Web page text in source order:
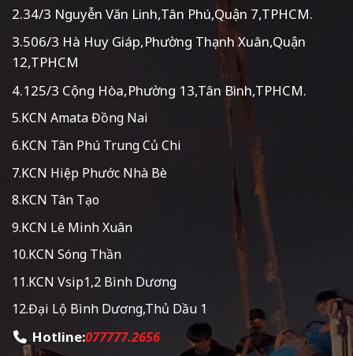
2.34/3 Nguyễn Văn Linh,Tân Phú,Quận 7,TPHCM.
3.506/3 Hà Huy Giáp,Phường Thạnh Xuân,Quận
12,TPHCM
4.125/3 Cộng Hòa,Phường 13,Tân Bình,TPHCM.
5.KCN Amata Đồng Nai
6.KCN Tân Phú Trung Củ Chi
7.KCN Hiệp Phước Nhà Bè
8.KCN Tân Tạo
9.KCN Lê Minh Xuân
10.KCN Sóng Thần
11.KCN Vsip1,2 Bình Dương
12.Đại Lộ Bình Dương,Thủ Dầu 1
Hotline:077777.2656